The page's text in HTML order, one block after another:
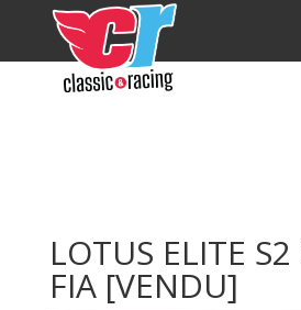
LOTUS ELITE
FIA [VENDU]